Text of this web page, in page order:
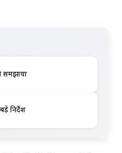
समझाया
निर्देश